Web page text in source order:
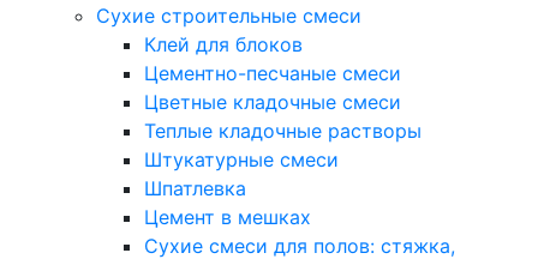
Сухие строительные смеси
Клей для блоков
Цементно-песчаные смеси
Цветные кладочные смеси
Теплые кладочные растворы
Штукатурные смеси
Шпатлевка
Цемент в мешках
Сухие смеси для полов: стяжка,